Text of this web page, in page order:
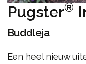
Pugster®
Buddleja
Een heel nieuw